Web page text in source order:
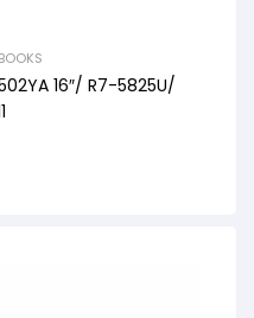
16″/ R7-5825U/